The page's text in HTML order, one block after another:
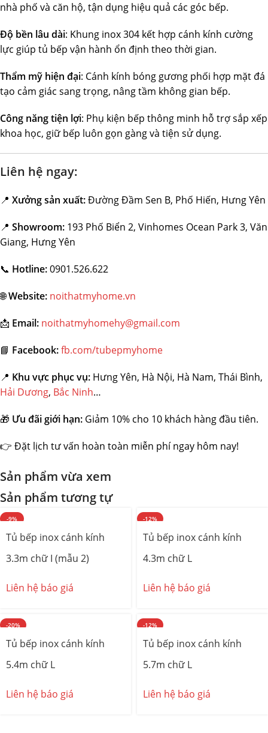
nhà phố và căn hộ, tận dụng hiệu quả các góc bếp.
Độ bền lâu dài: Khung inox 304 kết hợp cánh kính cường
lực giúp tủ bếp vận hành ổn định theo thời gian.
Thẩm mỹ hiện đại: Cánh kính bóng gương phối hợp mặt đá
tạo cảm giác sang trọng, nâng tầm không gian bếp.
Công năng tiện lợi: Phụ kiện bếp thông minh hỗ trợ sắp xếp
khoa học, giữ bếp luôn gọn gàng và tiện sử dụng.
Liên hệ ngay:
📍 Xưởng sản xuất:Đường Đầm Sen B, Phố Hiến, Hưng Yên
📍 Showroom: 193 Phố Biển 2, Vinhomes Ocean Park 3, Văn
Giang, Hưng Yên
📞 Hotline:0901.526.622
🌐Website: noithatmyhome.vn
📩 Email: noithatmyhomehy@gmail.com
📘 Facebook:fb.com/tubepmyhome
📍 Khu vực phục vụ: Hưng Yên, Hà Nội, Hà Nam, Thái Bình,
Hải Dương, Bắc Ninh…
🎁 Ưu đãi giới hạn: Giảm 10% cho 10 khách hàng đầu tiên.
👉 Đặt lịch tư vấn hoàn toàn miễn phí ngay hôm nay!
Sản phẩm vừa xem
Sản phẩm tương tự
-9%
Tủ bếp inox cánh kính
3.3m chữ I (mẫu 2)
Liên hệ báo giá
-12%
Tủ bếp inox cánh kính
4.3m chữ L
Liên hệ báo giá
-20%
Tủ bếp inox cánh kính
5.4m chữ L
Liên hệ báo giá
-12%
Tủ bếp inox cánh kính
5.7m chữ L
Liên hệ báo giá